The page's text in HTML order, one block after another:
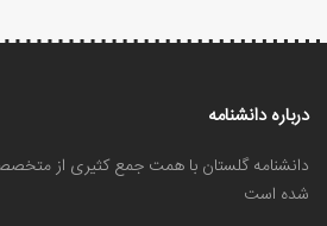
درباره دانشنامه
دانشنامه گلستان با همت جمع کثیری از
شده است